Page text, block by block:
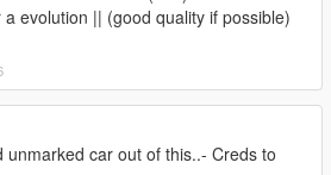
Effects
evolution || (good quality if possible)
unmarked car out of this..- Creds to